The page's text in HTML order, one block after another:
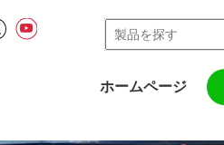
ホームページ